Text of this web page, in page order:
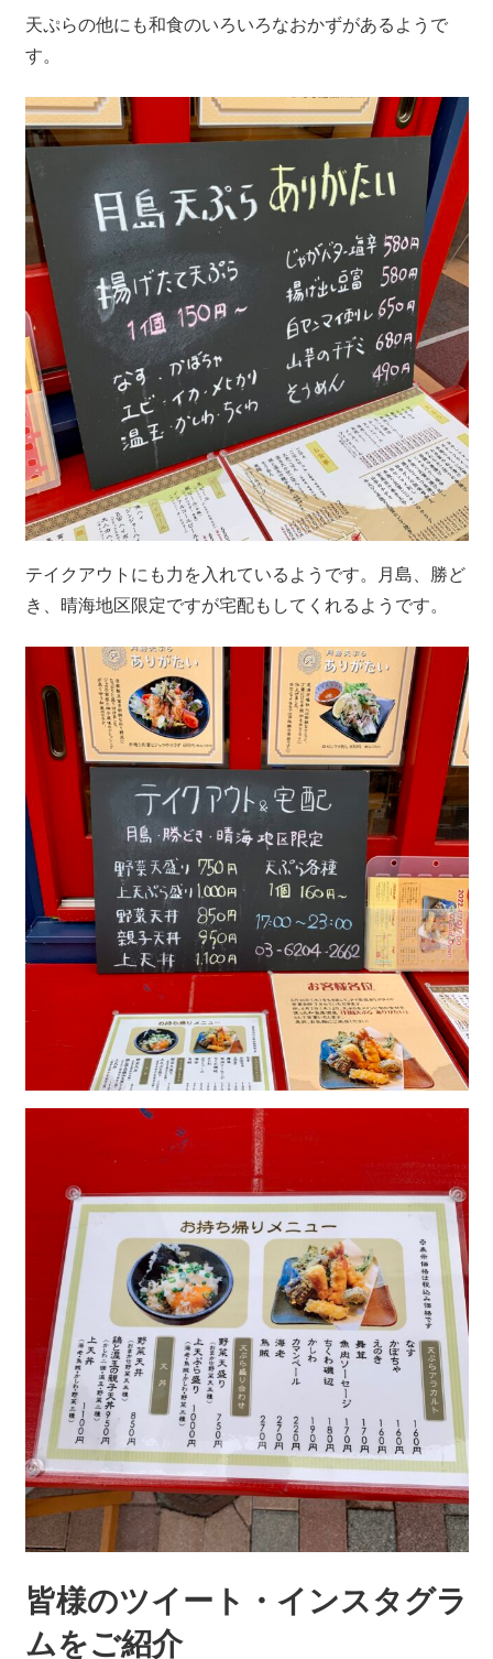
天ぷらの他にも和食のいろいろなおかずがあるようで
す。
テイクアウトにも力を入れているようです。月島、勝ど
き、晴海地区限定ですが宅配もしてくれるようです。
皆様のツイート・インスタグラ
ムをご紹介